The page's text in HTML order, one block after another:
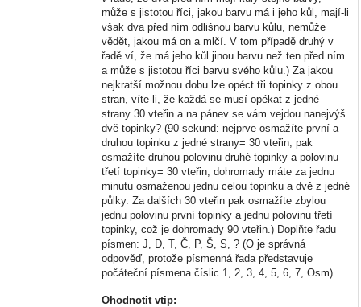
může s jistotou říci, jakou barvu má i jeho kůl, mají-li
však dva před ním odlišnou barvu kůlu, nemůže
vědět, jakou má on a mlčí. V tom případě druhý v
řadě ví, že má jeho kůl jinou barvu než ten před ním
a může s jistotou říci barvu svého kůlu.) Za jakou
nejkratší možnou dobu lze opéct tři topinky z obou
stran, víte-li, že každá se musí opékat z jedné
strany 30 vteřin a na pánev se vám vejdou nanejvýš
dvě topinky? (90 sekund: nejprve osmažíte první a
druhou topinku z jedné strany= 30 vteřin, pak
osmažíte druhou polovinu druhé topinky a polovinu
třetí topinky= 30 vteřin, dohromady máte za jednu
minutu osmaženou jednu celou topinku a dvě z jedné
půlky. Za dalších 30 vteřin pak osmažíte zbylou
jednu polovinu první topinky a jednu polovinu třetí
topinky, což je dohromady 90 vteřin.) Doplňte řadu
písmen: J, D, T, Č, P, Š, S, ? (O je správná
odpověď, protože písmenná řada představuje
počáteční písmena číslic 1, 2, 3, 4, 5, 6, 7, Osm)
Ohodnotit vtip: